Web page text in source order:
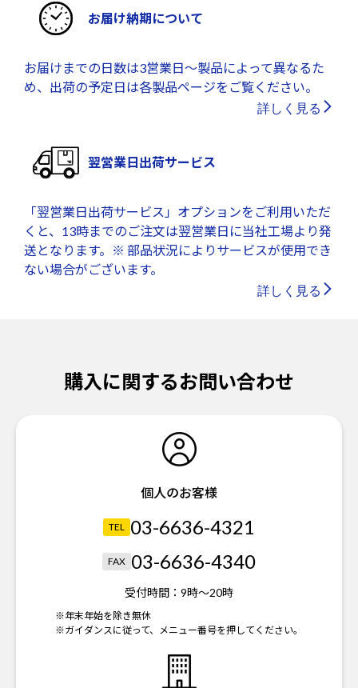
お届け納期について
お届けまでの日数は3営業日～製品によって異なるた
め、出荷の予定日は各製品ページをご覧ください。
詳しく見る
翌営業日出荷サービス
「翌営業日出荷サービス」オプションをご利用いただ
くと、13時までのご注文は翌営業日に当社工場より発
送となります。※ 部品状況によりサービスが使用でき
ない場合がございます。
詳しく見る
購入に関するお問い合わせ
個人のお客様
TEL 03-6636-4321
FAX 03-6636-4340
受付時間： 9時～20時
※年末年始を除き無休
※ガイダンスに従って、メニュー番号を押してください。